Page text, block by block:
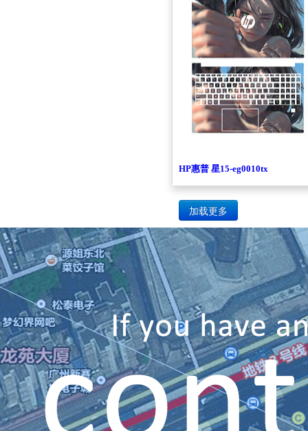
HP惠普 星15-eg0010tx
加载更多